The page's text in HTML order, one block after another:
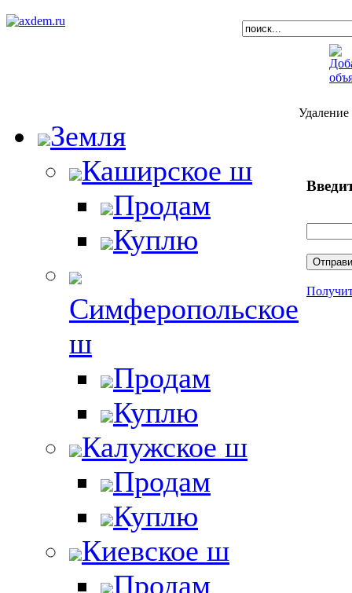
Земля
Каширское ш
Продам
Куплю
Симферопольское
ш
Продам
Куплю
Калужское ш
Продам
Куплю
Киевское ш
Продам
Удаление